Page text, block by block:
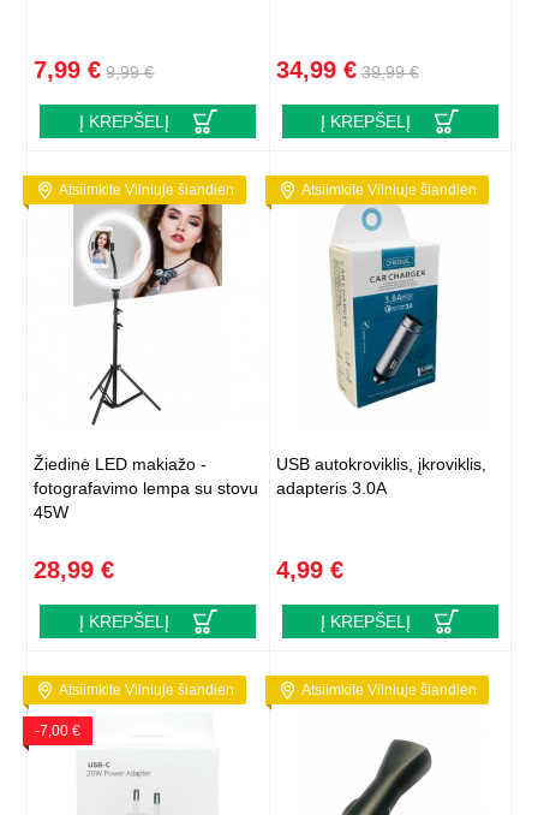
7,99 € 9,99 €
Į KREPŠELĮ
34,99 € 39,99 €
Į KREPŠELĮ
Atsiimkite Vilniuje šiandien
Žiedinė LED makiažo -
fotografavimo lempa su stovu
45W
28,99 €
Į KREPŠELĮ
Atsiimkite Vilniuje šiandien
USB autokroviklis, įkroviklis,
adapteris 3.0A
4,99 €
Į KREPŠELĮ
Atsiimkite Vilniuje šiandien
-7,00 €
Atsiimkite Vilniuje šiandien